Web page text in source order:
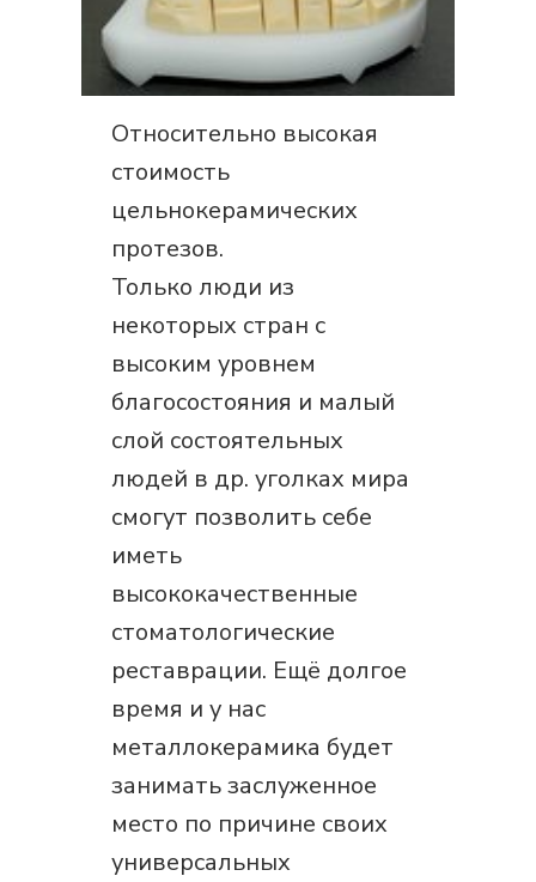
Относительно высокая
стоимость
цельнокерамических
протезов.
Только люди из
некоторых стран с
высоким уровнем
благосостояния и малый
слой состоятельных
людей в др. уголках мира
смогут позволить себе
иметь
высококачественные
стоматологические
реставрации. Ещё долгое
время и у нас
металлокерамика будет
занимать заслуженное
место по причине своих
универсальных